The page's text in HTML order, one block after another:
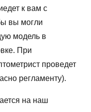
к вам с
вы могли
модель в
При
проведет
регламенту).
на наш